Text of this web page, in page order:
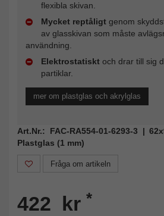
flexibla skivan.
Mycket reptåligt genom
av glasskivan som måste
användning.
Elektrostatiskt och drar till sig
partiklar.
mer om plastglas och akrylglas
Art.Nr.: FAC-RA554-01-6293-3 |
Plastglas (1 mm)
Fråga om artikeln
422 kr *